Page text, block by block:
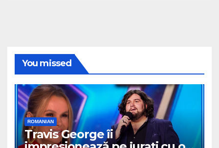
You missed
ROMANIAN
Travis George îi